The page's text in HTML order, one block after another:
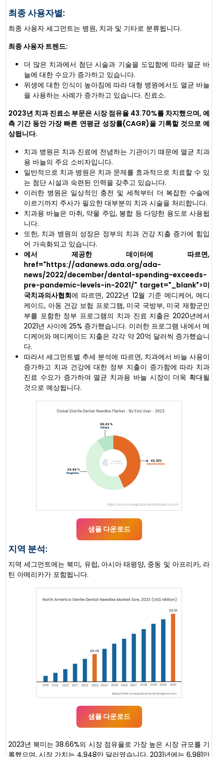
최종 사용자별:
최종 사용자 세그먼트는 병원, 치과 및 기타로 분류됩니다.
최종 사용자 트렌드:
더 많은 치과에서 첨단 시술과 기술을 도입함에 따라 멸균 바
늘에 대한 수요가 증가하고 있습니다.
위생에 대한 인식이 높아짐에 따라 대형 병원에서도 멸균 바늘
을 사용하는 사례가 증가하고 있습니다. 진료소.
2023년 치과 진료소 부문은 시장 점유율 43.70%를 차지했으며, 예
측 기간 동안 가장 빠른 연평균 성장률(CAGR)을 기록할 것으로 예
상됩니다.
치과 병원은 치과 진료에 전념하는 기관이기 때문에 멸균 치과
용 바늘의 주요 소비자입니다.
일반적으로 치과 병원은 치과 문제를 효과적으로 치료할 수 있
는 첨단 시설과 숙련된 인력을 갖추고 있습니다.
이러한 병원은 일상적인 충전 및 세척부터 더 복잡한 수술에
이르기까지 주사가 필요한 대부분의 치과 시술을 처리합니다.
치과용 바늘은 마취, 약물 주입, 봉합 등 다양한 용도로 사용됩
니다.
또한, 치과 병원의 성장은 정부의 치과 건강 지출 증가에 힘입
어 가속화되고 있습니다.
에서 제공한 데이터에 따르면,
href="https://adanews.ada.org/ada-
news/2022/december/dental-spending-exceeds-
pre-pandemic-levels-in-2021/" target="_blank">미
국치과의사협회에 따르면, 2022년 12월 기준 메디케어, 메디
케이드, 아동 건강 보험 프로그램, 미국 국방부, 미국 재향군인
부를 포함한 정부 프로그램의 치과 진료 지출은 2020년에서
2021년 사이에 25% 증가했습니다. 이러한 프로그램 내에서 메
디케어와 메디케이드 지출은 각각 약 20억 달러씩 증가했습니
다.
따라서 세그먼트별 추세 분석에 따르면, 치과에서 바늘 사용이
증가하고 치과 건강에 대한 정부 지출이 증가함에 따라 치과
진료 수요가 증가하여 멸균 치과용 바늘 시장이 더욱 확대될
것으로 예상됩니다.
샘플 다운로드
지역 분석:
지역 세그먼트에는 북미, 유럽, 아시아 태평양, 중동 및 아프리카, 라
틴 아메리카가 포함됩니다.
샘플 다운로드
2023년 북미는 38.66%의 시장 점유율로 가장 높은 시장 규모를 기
록했으며, 시장 가치는 4,948만 달러였습니다. 2031년에는 6,981만